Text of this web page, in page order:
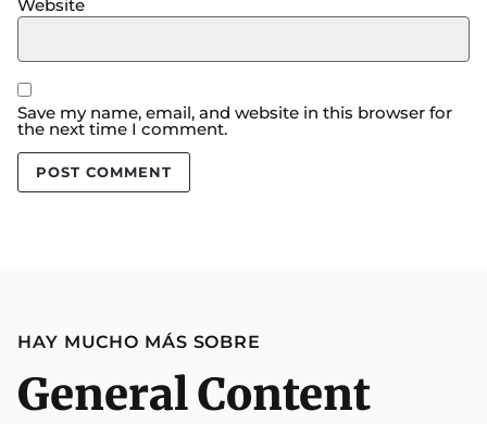
Website
Save my name, email, and website in this browser for
the next time I comment.
HAY MUCHO MÁS SOBRE
General Content